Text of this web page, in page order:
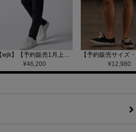
【wjk】【予約販売1月上旬～中旬入荷】function knit easy slacks(jacquard check) ニットイージーパンツ(504 mw08j)
¥46,200 ¥12,980